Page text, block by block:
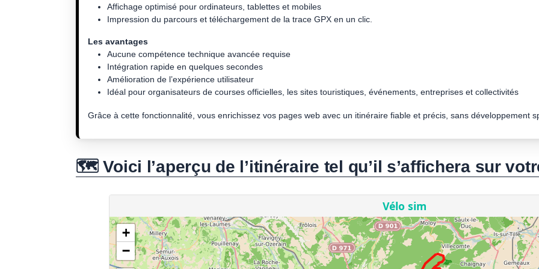
Affichage optimisé pour ordinateurs, tablettes et mobiles
Impression du parcours et téléchargement de la trace GPX en un clic.
Les avantages
Aucune compétence technique avancée requise
Intégration rapide en quelques secondes
Amélioration de l’expérience utilisateur
Idéal pour organisateurs de courses officielles, les sites touristiques, événements, entreprises et collectivités
Grâce à cette fonctionnalité, vous enrichissez vos pages web avec un itinéraire fiable et précis, sans développement
🗺️ Voici l’aperçu de l’itinéraire tel qu’il s’affichera sur